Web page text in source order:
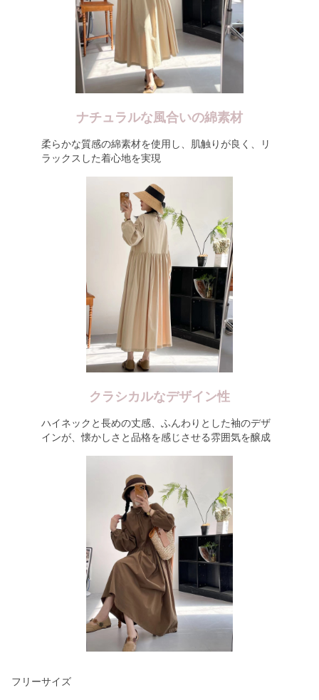
ナチュラルな風合いの綿素材
柔らかな質感の綿素材を使用し、肌触りが良く、リ
ラックスした着心地を実現
クラシカルなデザイン性
ハイネックと長めの丈感、ふんわりとした袖のデザ
インが、懐かしさと品格を感じさせる雰囲気を醸成
フリーサイズ